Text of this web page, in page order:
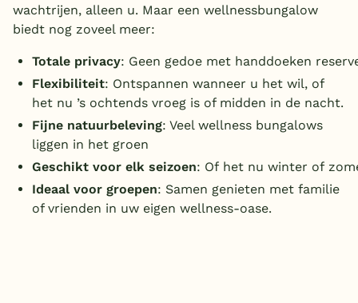
wachtrijen, alleen u. Maar een wellnessbungalow
biedt nog zoveel meer:
Totale privacy: Geen gedoe met handdoeken
Flexibiliteit: Ontspannen wanneer u het wil, of
het nu ’s ochtends vroeg is of midden in de nacht.
Fijne natuurbeleving: Veel wellness bungalows
liggen in het groen
Geschikt voor elk seizoen: Of het nu winter of
Ideaal voor groepen: Samen genieten met familie
of vrienden in uw eigen wellness-oase.